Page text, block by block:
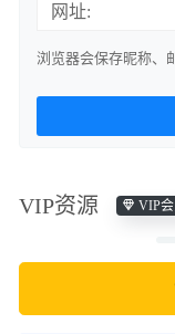
网址:
浏览器会保存昵称、
VIP资源 VIP